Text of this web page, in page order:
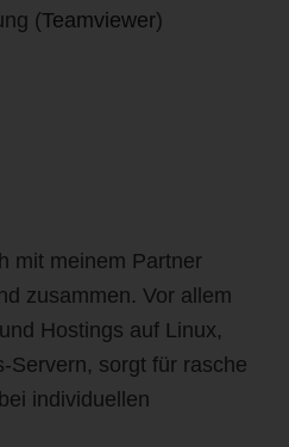
(Teamviewer)
mit meinem Partner
zusammen. Vor allem
Hostings auf Linux,
Servern, sorgt für rasche
individuellen